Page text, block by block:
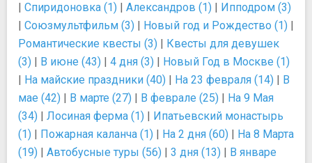
| Спиридоновка (1) | Александров (1) | Ипподром (3)
| Союзмультфильм (3) | Новый год и Рождество (1) |
Романтические квесты (3) | Квесты для девушек
(3) | В июне (43) | 4 дня (3) | Новый Год в Москве (1)
| На майские праздники (40) | На 23 февраля (14) | В
мае (42) | В марте (27) | В феврале (25) | На 9 Мая
(34) | Лосиная ферма (1) | Ипатьевский монастырь
(1) | Пожарная каланча (1) | На 2 дня (60) | На 8 Марта
(19) | Автобусные туры (56) | 3 дня (13) | В январе